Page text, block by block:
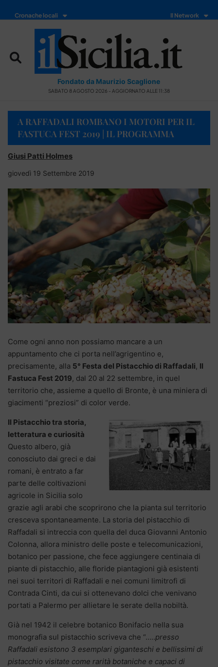
Cronache locali Il Network
Fondato da Maurizio Scaglione
SABATO 8 AGOSTO 2026 - AGGIORNATO ALLE 11:38
A RAFFADALI ROMBANO I MOTORI PER IL
FASTUCA FEST 2019 | IL PROGRAMMA
Giusi Patti Holmes
giovedì 19 Settembre 2019
Come ogni anno non possiamo mancare a un
appuntamento che ci porta nell’agrigentino e,
precisamente, alla 5° Festa del Pistacchio di Raffadali, Il
Fastuca Fest 2019, dal 20 al 22 settembre, in quel
territorio che, assieme a quello di Bronte, è una miniera di
giacimenti “preziosi” di color verde.
Il Pistacchio tra storia,
letteratura e curiosità
Questo albero, già
conosciuto dai greci e dai
romani, è entrato a far
parte delle coltivazioni
agricole in Sicilia solo
grazie agli arabi che scoprirono che la pianta sul territorio
cresceva spontaneamente. La storia del pistacchio di
Raffadali si intreccia con quella del duca Giovanni Antonio
Colonna, allora ministro delle poste e telecomunicazioni,
botanico per passione, che fece aggiungere centinaia di
piante di pistacchio, alle floride piantagioni già esistenti
nei suoi territori di Raffadali e nei comuni limitrofi di
Contrada Cinti, da cui si ottenevano dolci che venivano
portati a Palermo per allietare le serate della nobiltà.
Già nel 1942 il celebre botanico Bonifacio nella sua
monografia sul pistacchio scriveva che “…..presso
Raffadali esistono 3 esemplari giganteschi e bellissimi di
pistacchio visitate come rarità botaniche e capaci di